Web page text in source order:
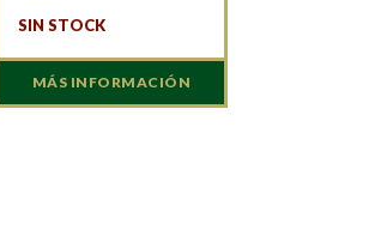
SIN STOCK
MÁS INFORMACIÓN